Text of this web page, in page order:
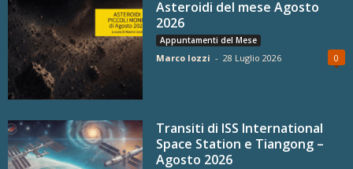
Asteroidi del mese Agosto
2026
Appuntamenti del Mese
Marco Iozzi - 28 Luglio 2026 0
Transiti di ISS International
Space Station e Tiangong –
Agosto 2026